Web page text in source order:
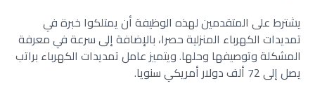
يشترط على المتقدمين لهذه الوظيفة أن يمتلكوا خبرة في
تمديدات الكهرباء المنزلية حصرا، بالإضافة إلى سرعة في معرفة
المشكلة وتوصيفها وحلها. ويتميز عامل تمديدات الكهرباء براتب
يصل إلى 72 ألف دولار أمريكي سنويا.